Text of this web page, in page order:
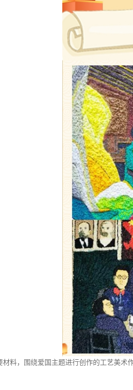
料，围绕爱国主题进行创作的工艺美